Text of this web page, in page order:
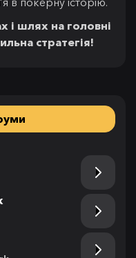
і шлях на головні
стратегія!